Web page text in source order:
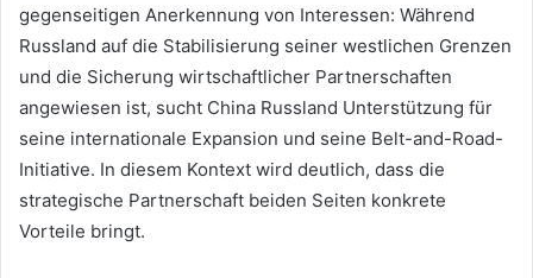
gegenseitigen Anerkennung von Interessen: Während
Russland auf die Stabilisierung seiner westlichen Grenzen
und die Sicherung wirtschaftlicher Partnerschaften
angewiesen ist, sucht China Russland Unterstützung für
seine internationale Expansion und seine Belt-and-Road-
Initiative. In diesem Kontext wird deutlich, dass die
strategische Partnerschaft beiden Seiten konkrete
Vorteile bringt.